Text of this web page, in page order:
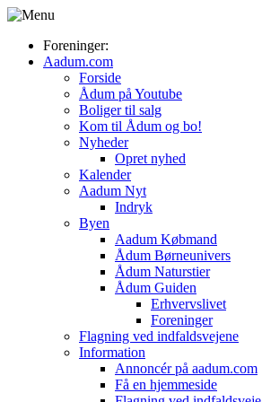
Foreninger:
Aadum.com
Forside
Ådum på Youtube
Boliger til salg
Kom til Ådum og bo!
Nyheder
Opret nyhed
Kalender
Aadum Nyt
Indryk
Byen
Aadum Købmand
Ådum Børneunivers
Ådum Naturstier
Ådum Guiden
Erhvervslivet
Foreninger
Flagning ved indfaldsvejene
Information
Annoncér på aadum.com
Få en hjemmeside